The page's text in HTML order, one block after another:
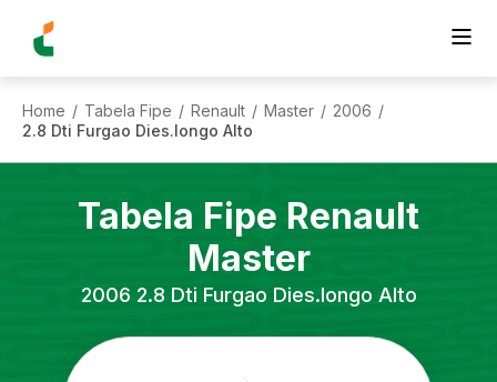
Home / Tabela Fipe / Renault / Master / 2006 /
2.8 Dti Furgao Dies.longo Alto
Tabela Fipe Renault
Master
2006 2.8 Dti Furgao Dies.longo Alto